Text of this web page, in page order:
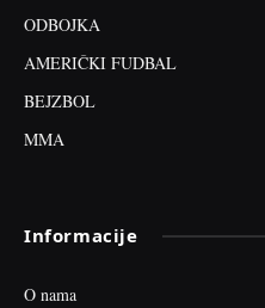
ODBOJKA
AMERIČKI FUDBAL
BEJZBOL
MMA
Informacije
O nama